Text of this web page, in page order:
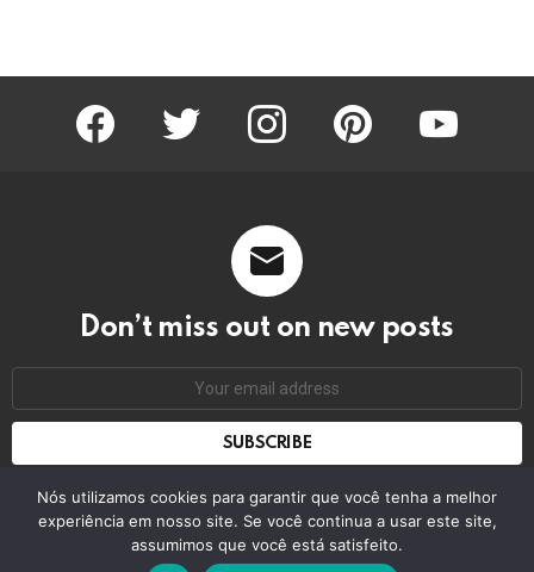
facebook twitter instagram pinterest youtube
Don’t miss out on new posts
Nós utilizamos cookies para garantir que você tenha a melhor
experiência em nosso site. Se você continua a usar este site,
assumimos que você está satisfeito.